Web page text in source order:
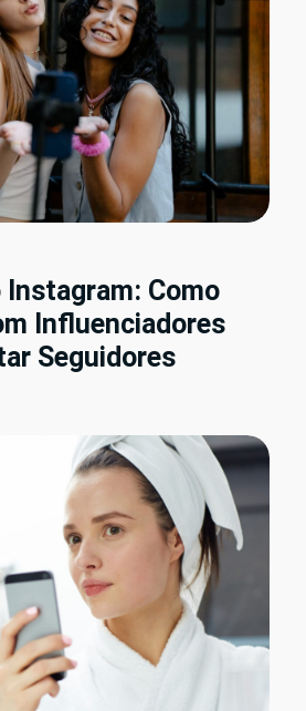
Instagram: Como
Influenciadores
Seguidores